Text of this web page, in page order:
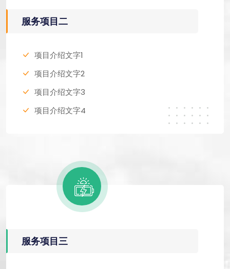
服务项目二
项目介绍文字1
项目介绍文字2
项目介绍文字3
项目介绍文字4
服务项目三